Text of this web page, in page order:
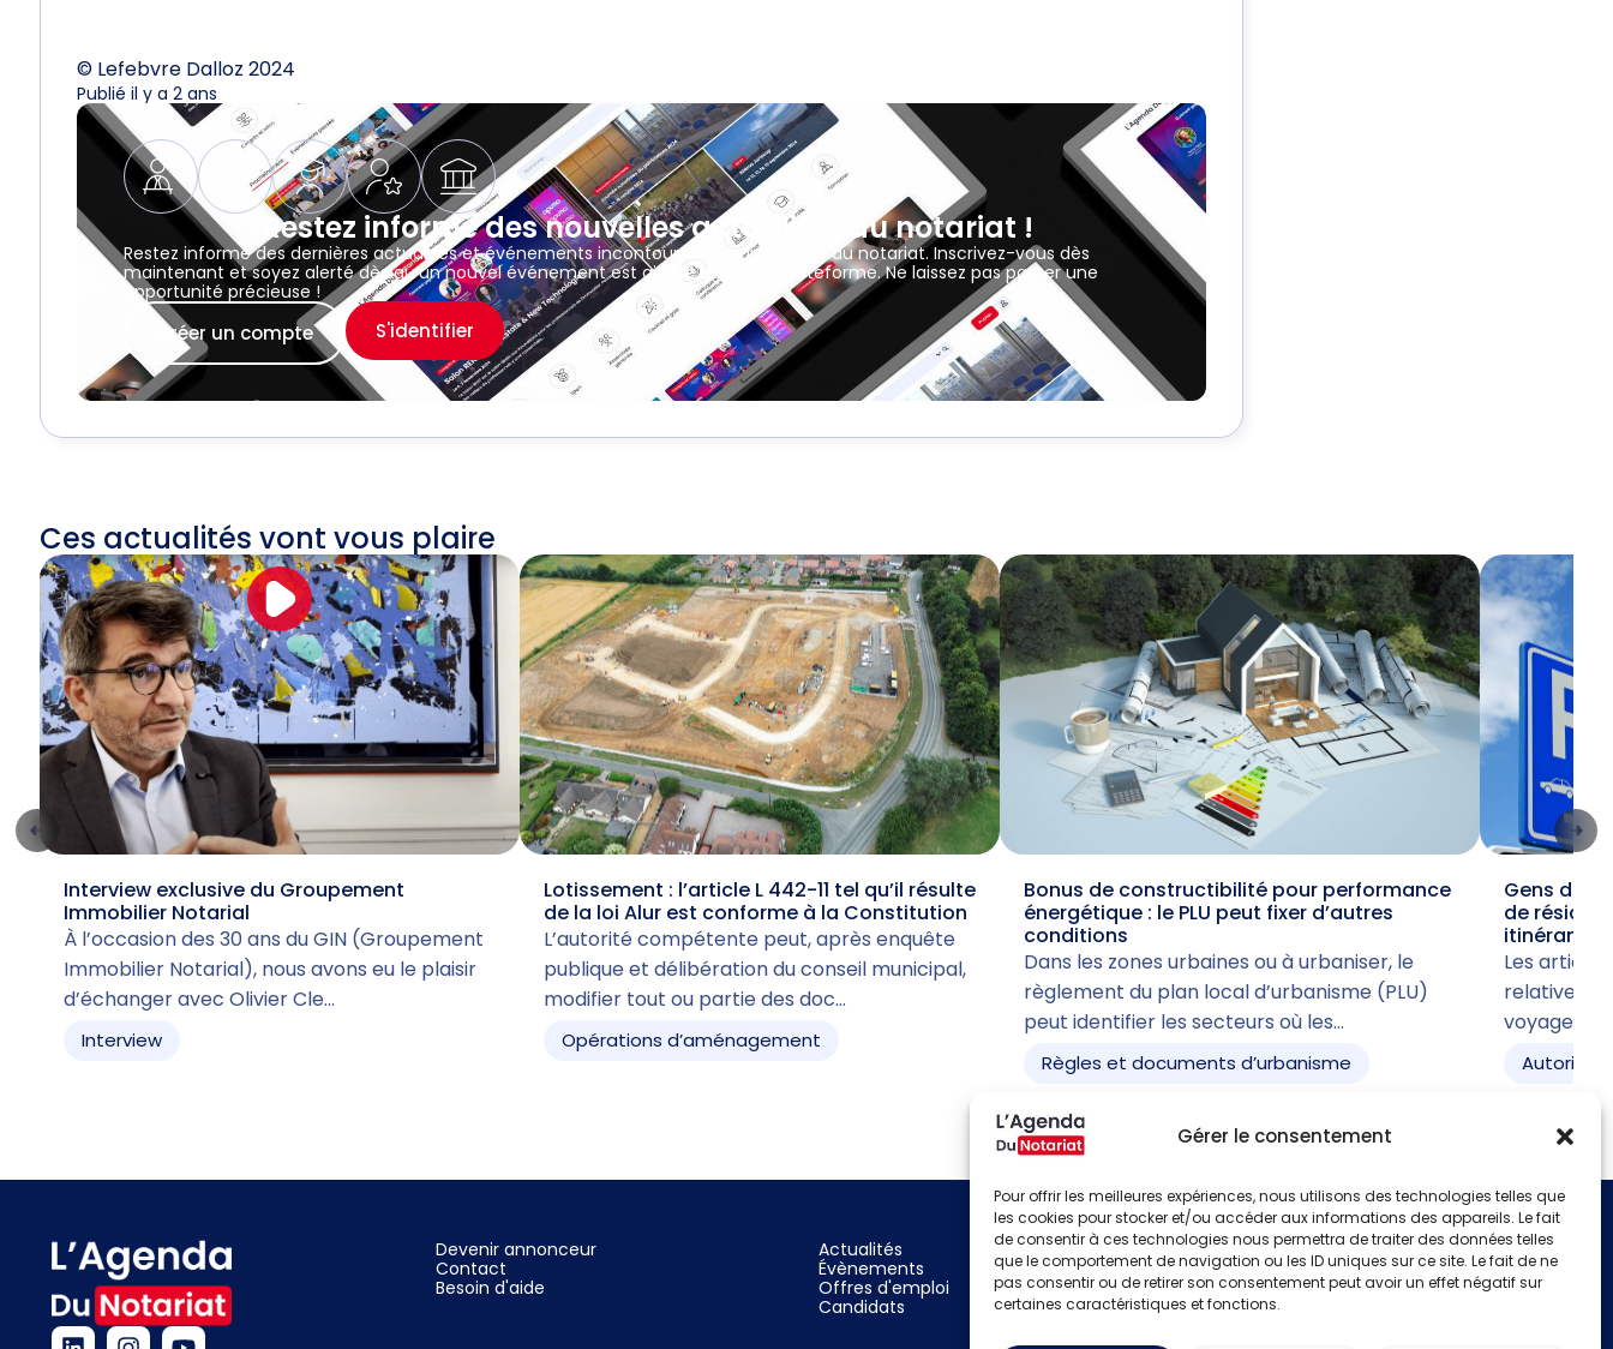
Gérer le consentement
Pour offrir les meilleures expériences, nous utilisons des technologies telles que
les cookies pour stocker et/ou accéder aux informations des appareils. Le fait
de consentir à ces technologies nous permettra de traiter des données telles
que le comportement de navigation ou les ID uniques sur ce site. Le fait de ne
pas consentir ou de retirer son consentement peut avoir un effet négatif sur
certaines caractéristiques et fonctions.
© Lefebvre Dalloz 2024
Publié il y a 2 ans
Restez informé des nouvelles actualités du notariat !
Restez informé des dernières actualités et événements incontournables du monde du notariat. Inscrivez-vous dès
maintenant et soyez alerté dès qu’un nouvel événement est ajouté sur notre plateforme. Ne laissez pas passer une
opportunité précieuse !
Créer un compte S'identifier
Ces actualités vont vous plaire
Interview exclusive du Groupement
Immobilier Notarial
À l’occasion des 30 ans du GIN (Groupement
Immobilier Notarial), nous avons eu le plaisir
d’échanger avec Olivier Cle…
Interview
Lotissement : l’article L 442-11 tel qu’il résulte
de la loi Alur est conforme à la Constitution
L’autorité compétente peut, après enquête
publique et délibération du conseil municipal,
modifier tout ou partie des doc…
Opérations d’aménagement
Bonus de constructibilité pour performance
énergétique : le PLU peut fixer d’autres
conditions
Dans les zones urbaines ou à urbaniser, le
règlement du plan local d’urbanisme (PLU)
peut identifier les secteurs où les…
Règles et documents d’urbanisme
Gens du
de
itinérant
Les
relative à
voyage
Devenir annonceur
Contact
Besoin d'aide
Actualités
Évènements
Offres d'emploi
Candidats
S'identifier
Créer un compte